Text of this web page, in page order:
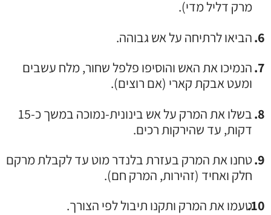
מרק דליל מדי).
הביאו לרתיחה על אש גבוהה.
הנמיכו את האש והוסיפו פלפל שחור, מלח עשבים
ומעט אבקת קארי (אם רוצים).
בשלו את המרק על אש בינונית-נמוכה במשך כ-15
דקות, עד שהירקות רכים.
טחנו את המרק בעזרת בלנדר מוט עד לקבלת מרקם
חלק ואחיד (זהירות, המרק חם).
טעמו את המרק ותקנו תיבול לפי הצורך.